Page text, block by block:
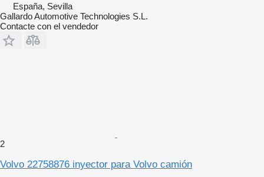
España, Sevilla
Gallardo Automotive Technologies S.L.
Contacte con el vendedor
2
Volvo 22758876 inyector para Volvo camión